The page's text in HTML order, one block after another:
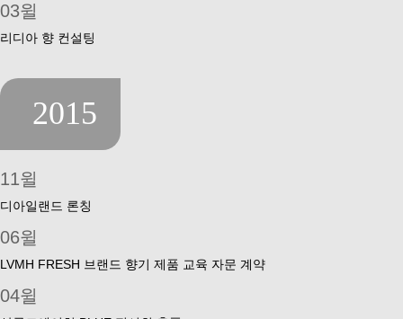
03윌
리디아 향 컨설팅
2015
11윌
디아일랜드 론칭
06윌
LVMH FRESH 브랜드 향기 제품 교육 자문 계약
04윌